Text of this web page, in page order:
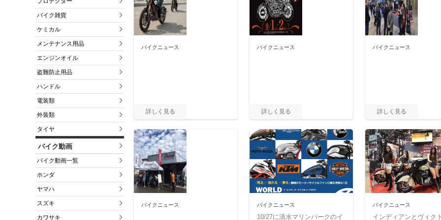
バイク雑貨
ケミカル
メンテナンス用品
エンジンオイル
盗難防止用品
ハンドル
電装類
外装類
タイヤ
バイク動画
バイク動画一覧
ホンダ
ヤマハ
スズキ
カワサキ
バイクニュース バイクニュース バイクニュース
バイクニュース バイクニュース
10/27に清水マリンパークのイ
バイクニュース
インディアンとヴィク